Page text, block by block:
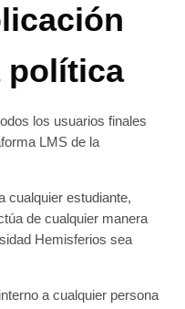
política
los usuarios finales
LMS de la
estudiante,
de cualquier manera
Hemisferios sea
a cualquier persona